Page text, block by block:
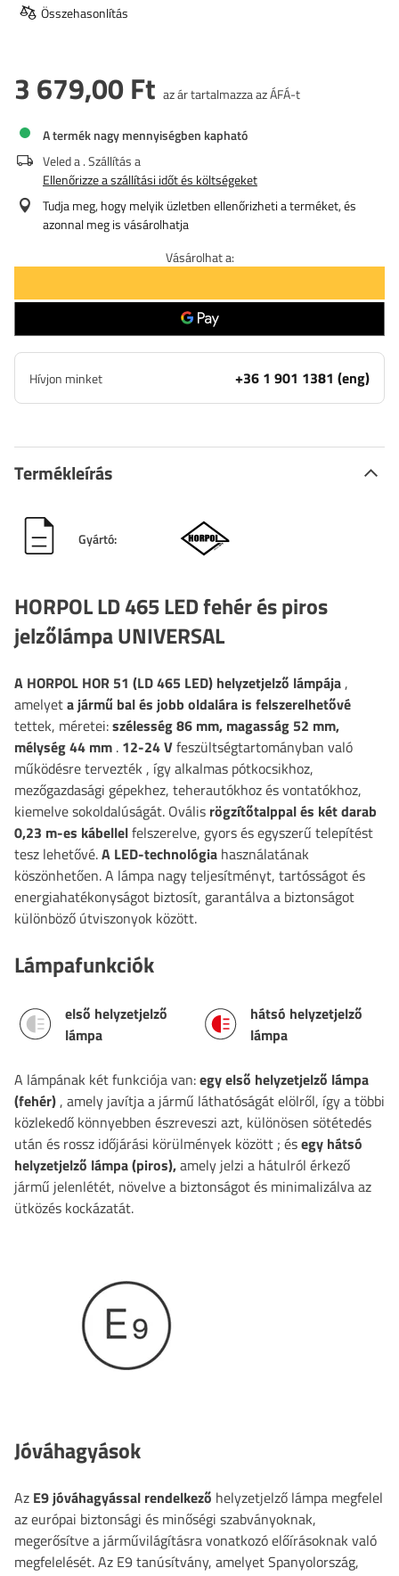
Összehasonlítás
3 679,00 Ft az ár tartalmazza az ÁFÁ-t
A termék nagy mennyiségben kapható
Veled a. Szállítás a
Ellenőrizze a szállítási időt és költségeket
Tudja meg, hogy melyik üzletben ellenőrizheti a terméket, és
azonnal meg is vásárolhatja
Vásárolhat a:
Hívjon minket +36 1 901 1381 (eng)
Termékleírás
Gyártó:
HORPOL LD 465 LED fehér és piros
jelzőlámpa UNIVERSAL
A HORPOL HOR 51 (LD 465 LED) helyzetjelző lámpája,
amelyeta jármű bal és jobb oldalára is felszerelhetővé
tettek, méretei:szélesség 86 mm, magasság 52 mm,
mélység 44 mm . 12-24 Vfeszültségtartományban való
működésre tervezték , így alkalmas pótkocsikhoz,
mezőgazdasági gépekhez, teherautókhoz és vontatókhoz,
kiemelve sokoldalúságát. Ovális rögzítőtalppalés két darab
0,23 m-es kábellelfelszerelve, gyors és egyszerű telepítést
tesz lehetővé.A LED-technológia használatának
köszönhetően.A lámpa nagy teljesítményt, tartósságot és
energiahatékonyságot biztosít, garantálva a biztonságot
különböző útviszonyok között.
Lámpafunkciók
első helyzetjelző
lámpa
hátsó helyzetjelző
lámpa
A lámpának két funkciója van:egy első helyzetjelző lámpa
(fehér), amely javítja a jármű láthatóságát elölről, így a többi
közlekedő könnyebben észreveszi azt, különösen sötétedés
után és rossz időjárási körülmények között ; ésegy hátsó
helyzetjelző lámpa (piros),amely jelzi a hátulról érkező
jármű jelenlétét, növelve a biztonságot és minimalizálva az
ütközés kockázatát.
Jóváhagyások
Az E9 jóváhagyással rendelkező helyzetjelző lámpa megfelel
az európai biztonsági és minőségi szabványoknak,
megerősítve a járművilágításra vonatkozó előírásoknak való
megfelelését. Az E9 tanúsítvány, amelyet Spanyolország,